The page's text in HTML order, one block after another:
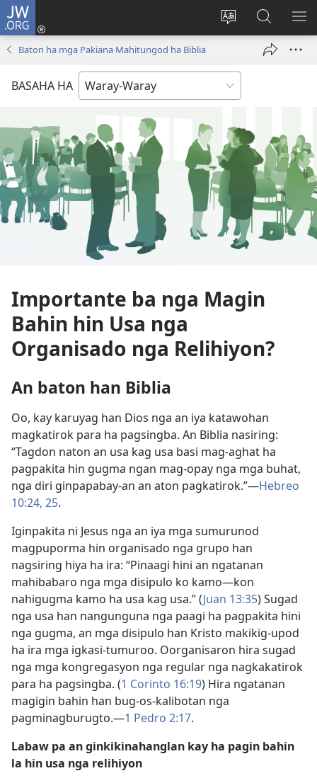
JW.ORG
Balyui
yinaknan
an
site
Pag-
log
new
Pamiling
ha
JW.ORG
Baton ha mga Pakiana Mahitungod ha Biblia
BASAHA HA
Importante ba nga Magin
Bahin hin Usa nga
Organisado nga Relihiyon?
An baton han Biblia
Oo, kay karuyag han Dios nga an iya katawohan
magkatirok para ha pagsingba. An Biblia nasiring:
“Tagdon naton an usa kag usa basi mag-aghat ha
pagpakita hin gugma ngan mag-opay nga mga buhat,
nga diri ginpapabay-an an aton pagkatirok.”—Hebreo
10:24, 25.
Iginpakita ni Jesus nga an iya mga sumurunod
magpuporma hin organisado nga grupo han
nagsiring hiya ha ira: “Pinaagi hini an ngatanan
mahibabaro nga mga disipulo ko kamo—kon
nahigugma kamo ha usa kag usa.” (Juan 13:35) Sugad
nga usa han nangunguna nga paagi ha pagpakita hini
nga gugma, an mga disipulo han Kristo makikig-upod
ha ira mga igkasi-tumuroo. Oorganisaron hira sugad
nga mga kongregasyon nga regular nga nagkakatirok
para ha pagsingba. (1 Corinto 16:19) Hira ngatanan
magigin bahin han bug-os-kalibotan nga
pagminagburugto.—1 Pedro 2:17.
Labaw pa an ginkikinahanglan kay ha pagin bahin
la hin usa nga relihiyon